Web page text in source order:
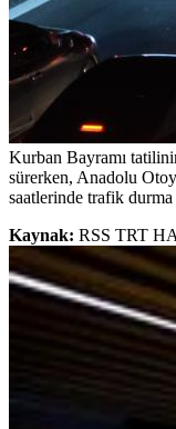
Kurban Bayramı
sürerken, Anadolu
saatlerinde trafik durma
Kaynak: RSS TRT